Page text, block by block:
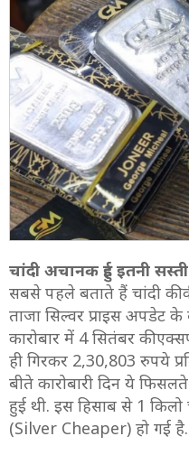
चांदी अचानक हुई इतनी सस्ती
सबसे पहले बताते हैं चांदी की
ताजा सिल्वर प्राइस अपडेट
कारोबार में 4 सितंबर की
ही गिरकर 2,30,803 रुपये
बीते कारोबारी दिन ये
हुई थी. इस हिसाब से 1
(Silver Cheaper) हो गई है.